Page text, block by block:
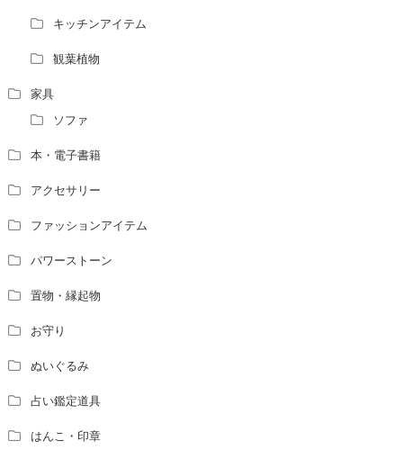
キッチンアイテム
観葉植物
家具
ソファ
本・電子書籍
アクセサリー
ファッションアイテム
パワーストーン
置物・縁起物
お守り
ぬいぐるみ
占い鑑定道具
はんこ・印章